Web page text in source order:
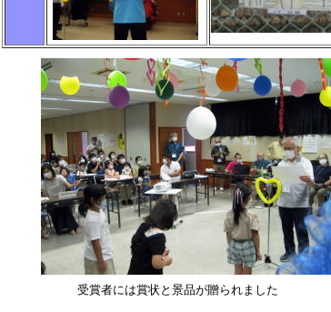
受賞者には賞状と景品が贈られました